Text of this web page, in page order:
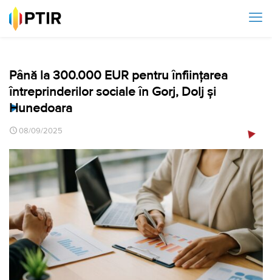
Până la 300.000 EUR pentru înființarea
întreprinderilor sociale în Gorj, Dolj și
Hunedoara
08/09/2025